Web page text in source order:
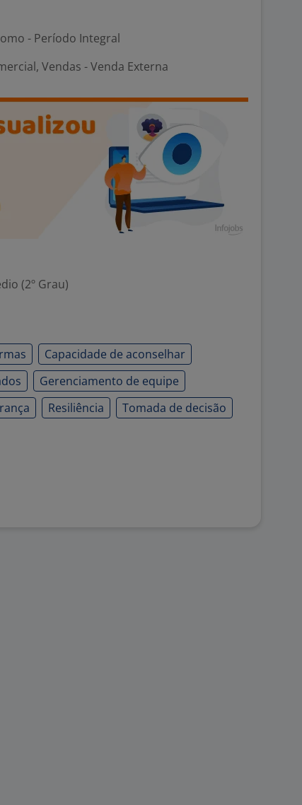
- Período Integral
Vendas - Venda Externa
(2º Grau)
Capacidade de aconselhar
Gerenciamento de equipe
Resiliência
Tomada de decisão